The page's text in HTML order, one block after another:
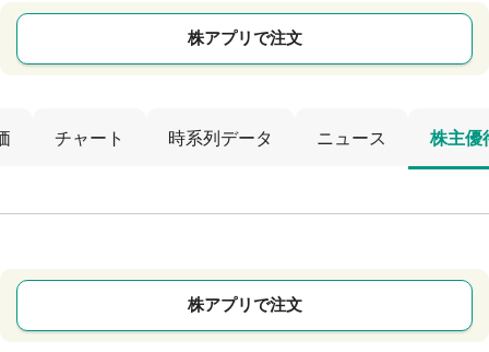
株アプリで注文
チャート 時系列データ ニュース 株主優
株アプリで注文